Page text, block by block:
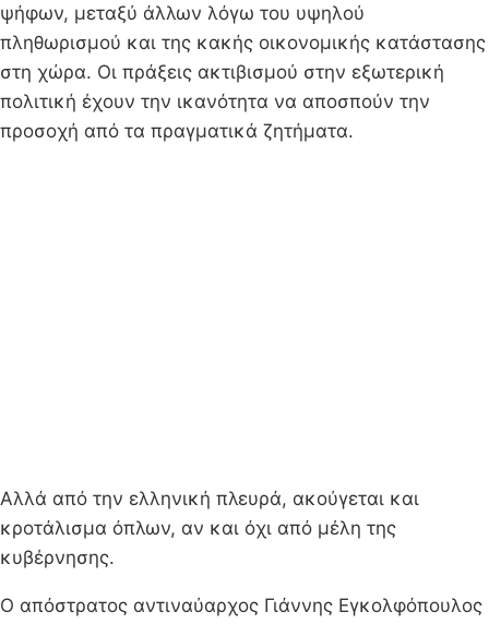
ψήφων, μεταξύ άλλων λόγω του υψηλού
πληθωρισμού και της κακής οικονομικής κατάστασης
στη χώρα. Οι πράξεις ακτιβισμού στην εξωτερική
πολιτική έχουν την ικανότητα να αποσπούν την
προσοχή από τα πραγματικά ζητήματα.
Αλλά από την ελληνική πλευρά, ακούγεται και
κροτάλισμα όπλων, αν και όχι από μέλη της
κυβέρνησης.
Ο απόστρατος αντιναύαρχος Γιάννης Εγκολφόπουλος